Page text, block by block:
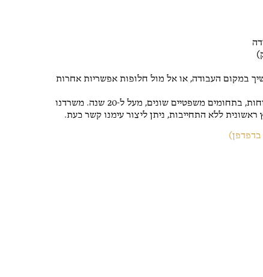
במקום העבודה, או אל מול חלופות אפשריות אחרות
למידע נוסף על נושא זה, ניתן ליצור עימנו קשר. משרדנו מייעץ ומייצג ללקוחות, בתחומים משפטיים שונים, מעל ל-20 שנה. משרדנו